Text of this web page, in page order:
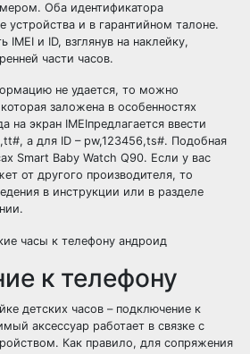
Оба идентификатора
устройства и в гарантийном талоне.
и ID, взглянув на наклейку,
части часов.
не удается, то можно
заложена в особенностях
на экран IMEIпредлагается ввести
а для ID – pw,123456,ts#. Подобная
Smart Baby Watch Q90. Если у вас
от другого производителя, то
в инструкции или в разделе
к телефону
детских часов – подключение к
аксессуар работает в связке с
Как правило, для сопряжения